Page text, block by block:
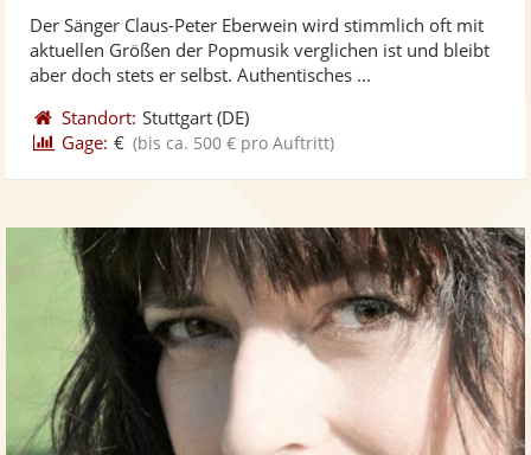
Fotos
5
Der Sänger Claus-Peter Eberwein wird stimmlich oft mit
aktuellen Größen der Popmusik verglichen ist und bleibt
aber doch stets er selbst. Authentisches ...
Standort: Stuttgart (DE)
Gage: € (bis ca. 500 € pro Auftritt)